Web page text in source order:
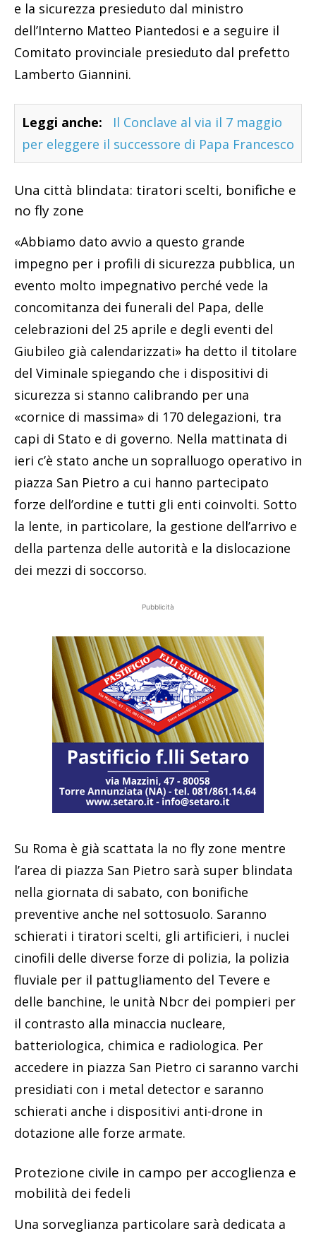
e la sicurezza presieduto dal ministro
dell’Interno Matteo Piantedosi e a seguire il
Comitato provinciale presieduto dal prefetto
Lamberto Giannini.
Leggi anche:
Il Conclave al via il 7 maggio
per eleggere il successore di Papa Francesco
Una città blindata: tiratori scelti, bonifiche e
no fly zone
«Abbiamo dato avvio a questo grande
impegno per i profili di sicurezza pubblica, un
evento molto impegnativo perché vede la
concomitanza dei funerali del Papa, delle
celebrazioni del 25 aprile e degli eventi del
Giubileo già calendarizzati» ha detto il titolare
del Viminale spiegando che i dispositivi di
sicurezza si stanno calibrando per una
«cornice di massima» di 170 delegazioni, tra
capi di Stato e di governo. Nella mattinata di
ieri c’è stato anche un sopralluogo operativo in
piazza San Pietro a cui hanno partecipato
forze dell’ordine e tutti gli enti coinvolti. Sotto
la lente, in particolare, la gestione dell’arrivo e
della partenza delle autorità e la dislocazione
dei mezzi di soccorso.
Pubblicità
Su Roma è già scattata la no fly zone mentre
l’area di piazza San Pietro sarà super blindata
nella giornata di sabato, con bonifiche
preventive anche nel sottosuolo. Saranno
schierati i tiratori scelti, gli artificieri, i nuclei
cinofili delle diverse forze di polizia, la polizia
fluviale per il pattugliamento del Tevere e
delle banchine, le unità Nbcr dei pompieri per
il contrasto alla minaccia nucleare,
batteriologica, chimica e radiologica. Per
accedere in piazza San Pietro ci saranno varchi
presidiati con i metal detector e saranno
schierati anche i dispositivi anti-drone in
dotazione alle forze armate.
Protezione civile in campo per accoglienza e
mobilità dei fedeli
Una sorveglianza particolare sarà dedicata a